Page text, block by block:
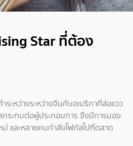
Star ที่ต้อง
ะหว่างระหว่างจีนกับอเมริกาที่ส่อแวว
ระทบต่อผู้ประกอบการ จึงมีการมอง
และหลายคนกำลังโฟกัสไปที่ตลาด